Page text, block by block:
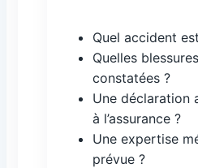
Quel accident
Quelles
constatées ?
Une déclaration
à l’assurance ?
Une expertise
prévue ?